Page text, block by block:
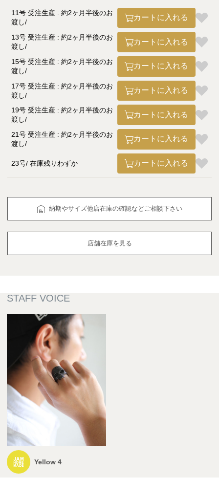
11号 受注生産 : 約2ヶ月半後のお
渡し
カートに入れる
13号 受注生産 : 約2ヶ月半後のお
渡し
カートに入れる
15号 受注生産 : 約2ヶ月半後のお
渡し
カートに入れる
17号 受注生産 : 約2ヶ月半後のお
渡し
カートに入れる
19号 受注生産 : 約2ヶ月半後のお
渡し
カートに入れる
21号 受注生産 : 約2ヶ月半後のお
渡し
カートに入れる
23号 在庫残りわずか カートに入れる
納期やサイズ他店在庫の確認などご相談下さい
店舗在庫を見る
Yellow 4